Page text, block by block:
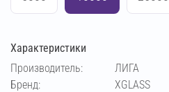
Характеристики
Производитель:
ЛИГА
Бренд:
XGLASS